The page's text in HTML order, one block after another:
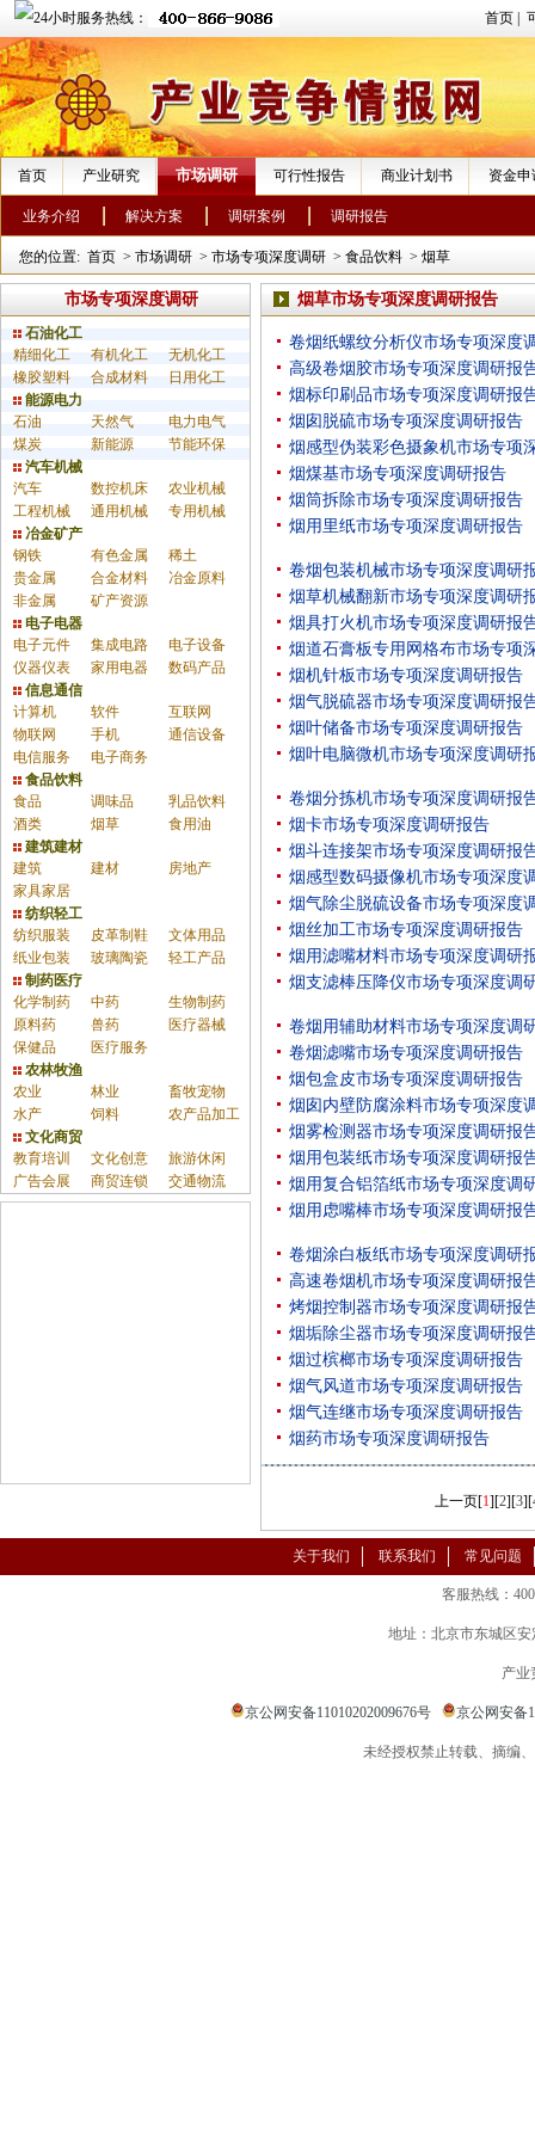
首页
首页 产业研究 市场调研 可行性报告 商业计划书 资金
业务介绍 解决方案 调研案例 调研报告
您的位置: 首页 > 市场调研 > 市场专项深度调研 > 食品饮料 > 烟草
市场专项深度调研
石油化工
精细化工
有机化工
无机化工
橡胶塑料
合成材料
日用化工
能源电力
石油
天然气
电力电气
煤炭
新能源
节能环保
汽车机械
汽车
数控机床
农业机械
工程机械
通用机械
专用机械
冶金矿产
钢铁
有色金属
稀土
贵金属
合金材料
冶金原料
非金属
矿产资源
电子电器
电子元件
集成电路
电子设备
仪器仪表
家用电器
数码产品
信息通信
计算机
软件
互联网
物联网
手机
通信设备
电信服务
电子商务
食品饮料
食品
调味品
乳品饮料
酒类
烟草
食用油
建筑建材
建筑
建材
房地产
家具家居
纺织轻工
纺织服装
皮革制鞋
文体用品
纸业包装
玻璃陶瓷
轻工产品
制药医疗
化学制药
中药
生物制药
原料药
兽药
医疗器械
保健品
医疗服务
农林牧渔
农业
林业
畜牧宠物
水产
饲料
农产品加工
文化商贸
教育培训
文化创意
旅游休闲
广告会展
商贸连锁 交通物流
烟草市场专项深度调研报告
卷烟纸螺纹分析仪市场专项深度
高级卷烟胶市场专项深度调研报
烟标印刷品市场专项深度调研报
烟囱脱硫市场专项深度调研报告
烟感型伪装彩色摄象机市场专项
烟煤基市场专项深度调研报告
烟筒拆除市场专项深度调研报告
烟用里纸市场专项深度调研报告
卷烟包装机械市场专项深度调研
烟草机械翻新市场专项深度调研
烟具打火机市场专项深度调研报
烟道石膏板专用网格布市场专项
烟机针板市场专项深度调研报告
烟气脱硫器市场专项深度调研报
烟叶储备市场专项深度调研报告
烟叶电脑微机市场专项深度调研
卷烟分拣机市场专项深度调研报
烟卡市场专项深度调研报告
烟斗连接架市场专项深度调研报
烟感型数码摄像机市场专项深度
烟气除尘脱硫设备市场专项深度
烟丝加工市场专项深度调研报告
烟用滤嘴材料市场专项深度调研
烟支滤棒压降仪市场专项深度调
卷烟用辅助材料市场专项深度调
卷烟滤嘴市场专项深度调研报告
烟包盒皮市场专项深度调研报告
烟囱内壁防腐涂料市场专项深度
烟雾检测器市场专项深度调研报
烟用包装纸市场专项深度调研报
烟用复合铝箔纸市场专项深度调
烟用虑嘴棒市场专项深度调研报
卷烟涂白板纸市场专项深度调研
高速卷烟机市场专项深度调研报
烤烟控制器市场专项深度调研报
烟垢除尘器市场专项深度调研报
烟过槟榔市场专项深度调研报告
烟气风道市场专项深度调研报告
烟气连继市场专项深度调研报告
烟药市场专项深度调研报告
上一页[1][2][3][
关于我们 联系我们 常见问题
客服热线：
地址：北京市东城区
产业
京公网安备11010202009676号 京公网安备
未经授权禁止转载、摘编